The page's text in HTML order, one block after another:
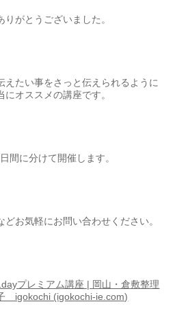
がとうございました。
えたい事をさっと伝えられるように
オススメの講座です。
間に分けて開催します。
お気軽にお問い合わせください。
プレミアム講座 | 岡山・倉敷整理
igokochi (igokochi-ie.com)